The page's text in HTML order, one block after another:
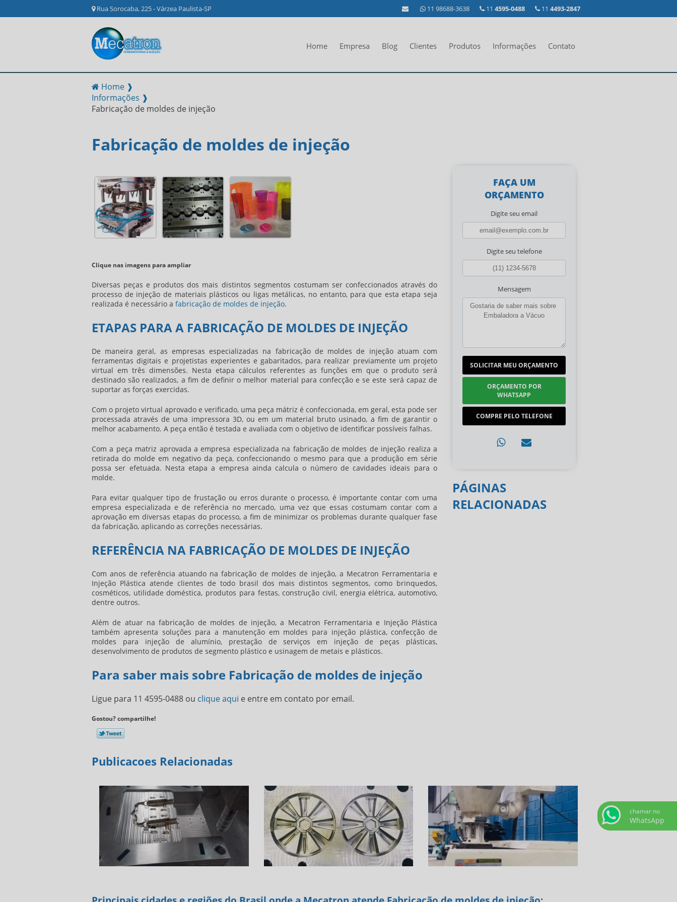
Rua Sorocaba, 225 - Várzea Paulista-SP 11 4493-2847
11 4595-0488
11 98688-3638
Home Empresa Blog Clientes Produtos Informações Contato
Home ❱
Informações ❱
Fabricação de moldes de injeção
Fabricação de moldes de injeção
Clique nas imagens para ampliar
Diversas peças e produtos dos mais distintos segmentos costumam ser confeccionados através do
processo de injeção de materiais plásticos ou ligas metálicas, no entanto, para que esta etapa seja
realizada é necessário a fabricação de moldes de injeção.
ETAPAS PARA A FABRICAÇÃO DE MOLDES DE INJEÇÃO
De maneira geral, as empresas especializadas na fabricação de moldes de injeçãoatuam com
ferramentas digitais e projetistas experientes e gabaritados, para realizar previamente um projeto
virtual em três dimensões. Nesta etapa cálculos referentes as funções em que o produto será
destinado são realizados, a fim de definir o melhor material para confecção e se este será capaz de
suportar as forças exercidas.
Com o projeto virtual aprovado e verificado, uma peça mátriz é confeccionada, em geral, esta pode ser
processada através de uma impressora 3D, ou em um material bruto usinado, a fim de garantir o
melhor acabamento. A peça então é testada e avaliada com o objetivo de identificar possíveis falhas.
Com a peça matriz aprovada a empresa especializada na fabricação de moldes de injeção realiza a
retirada do molde em negativo da peça, confeccionando o mesmo para que a produção em série
possa ser efetuada. Nesta etapa a empresa ainda calcula o número de cavidades ideais para o
molde.
Para evitar qualquer tipo de frustação ou erros durante o processo, é importante contar com uma
empresa especializada e de referência no mercado, uma vez que essas costumam contar com a
aprovação em diversas etapas do processo, a fim de minimizar os problemas durante qualquer fase
da fabricação, aplicando as correções necessárias.
REFERÊNCIA NA FABRICAÇÃO DE MOLDES DE INJEÇÃO
Com anos de referência atuando nafabricação de moldes de injeção, a Mecatron Ferramentaria e
Injeção Plástica atende clientes de todo brasil dos mais distintos segmentos, como brinquedos,
cosméticos, utilidade doméstica, produtos para festas, construção civil, energia elétrica, automotivo,
dentre outros.
Além de atuar nafabricação de moldes de injeção, a Mecatron Ferramentaria e Injeção Plástica
também apresenta soluções para a manutenção em moldes para injeção plástica, confecção de
moldes para injeção de alumínio, prestação de serviços em injeção de peças plásticas,
desenvolvimento de produtos de segmento plástico e usinagem de metais e plásticos.
Para saber mais sobre Fabricação de moldes de injeção
Ligue para 11 4595-0488 ou clique aqui e entre em contato por email.
Gostou? compartilhe!
FAÇA UM
ORÇAMENTO
Digite seu email
Digite seu telefone
Mensagem
SOLICITAR MEU ORÇAMENTO
ORÇAMENTO POR
WHATSAPP
COMPRE PELO TELEFONE
PÁGINAS
RELACIONADAS
Publicacoes Relacionadas
chamar no
WhatsApp